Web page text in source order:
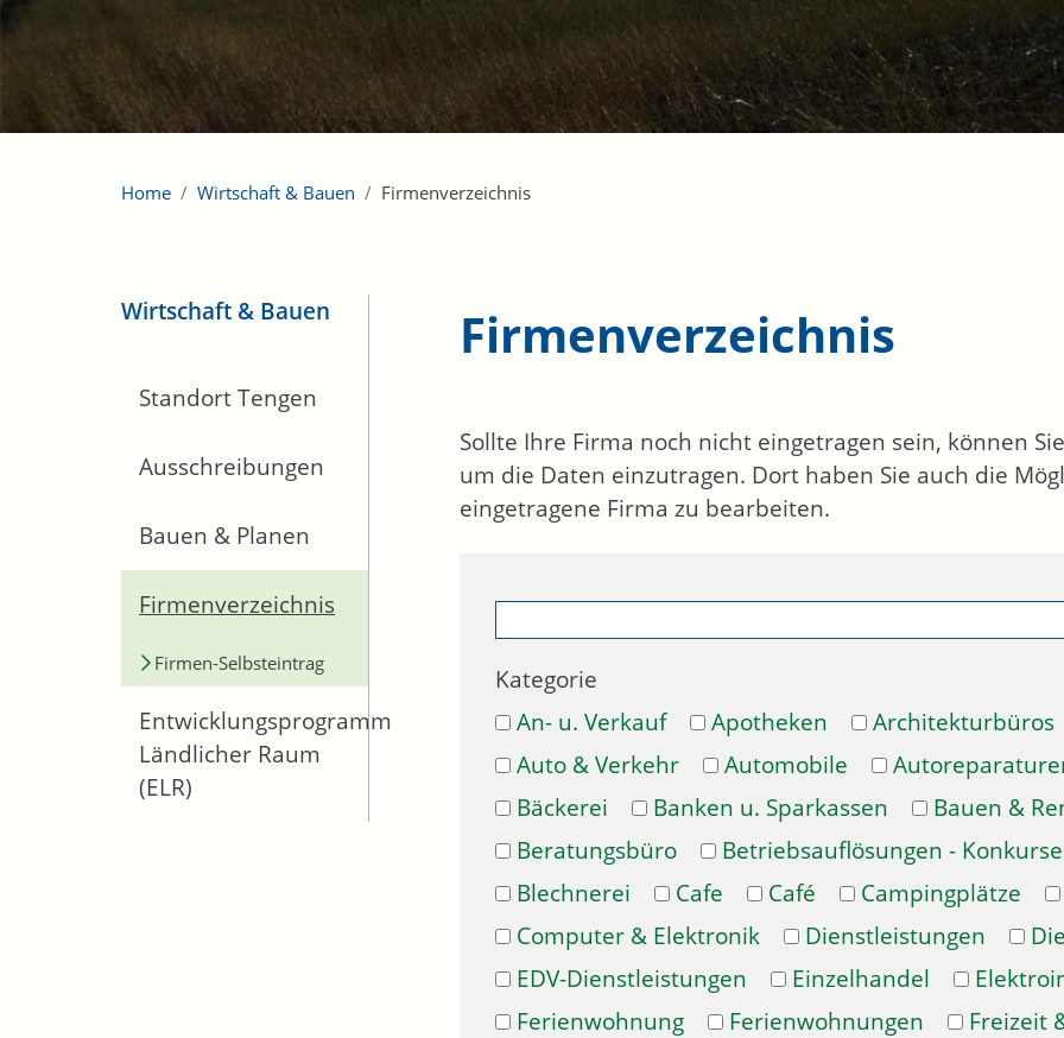
Home Wirtschaft & Bauen Firmenverzeichnis
Wirtschaft & Bauen
Standort Tengen
Ausschreibungen
Bauen & Planen
Firmenverzeichnis
Firmen-Selbsteintrag
Entwicklungsprogramm
Ländlicher Raum
(ELR)
Firmenverzeichnis
Sollte Ihre Firma noch nicht eingetragen sein, können
um die Daten einzutragen. Dort haben Sie auch die
eingetragene Firma zu bearbeiten.
Kategorie
An- u. Verkauf
Apotheken Architekturbüros
Auto & Verkehr
Automobile
Bäckerei
Banken u. Sparkassen Bauen &
Beratungsbüro
Betriebsauflösungen - Konkurse
Blechnerei
Cafe Café Campingplätze
Computer & Elektronik
Dienstleistungen
EDV-Dienstleistungen
Einzelhandel
Ferienwohnung
Ferienwohnungen Freizeit